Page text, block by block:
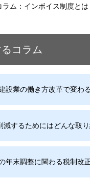
ム： インボイス制度とは
コラム
設業の働き方改革で変わ
減するためにはどんな取
年末調整に関わる税制